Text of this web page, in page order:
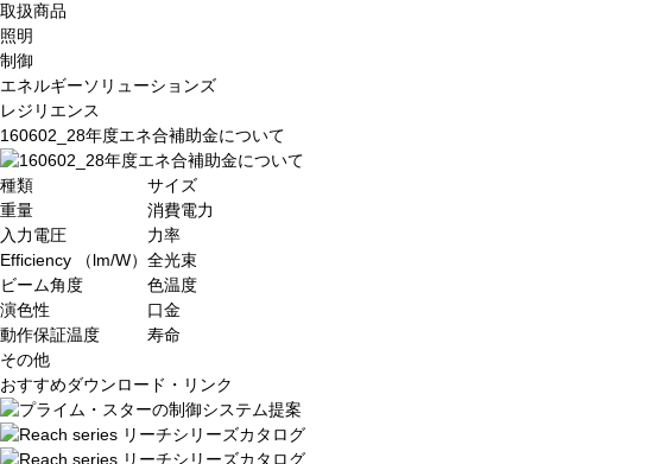
取扱商品
照明
制御
エネルギーソリューションズ
レジリエンス
160602_28年度エネ合補助金について
種類
サイズ
重量
消費電力
入力電圧
力率
Efficiency （lm/W） 全光束
ビーム角度
色温度
演色性
口金
動作保証温度
寿命
その他
おすすめダウンロード・リンク